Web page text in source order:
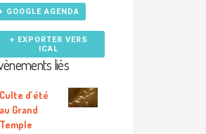
GOOGLE AGENDA
+ EXPORTER VERS
ICAL
liés
Culte d’été
au Grand
Temple